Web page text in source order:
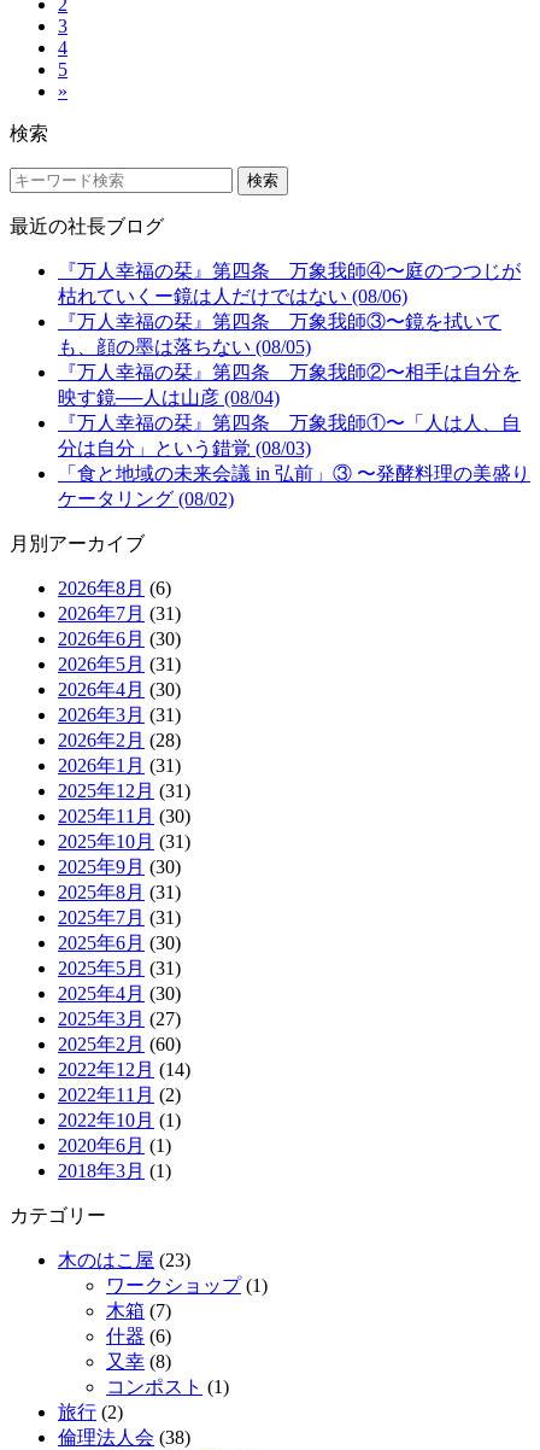
3
4
5
»
検索
検索
最近の社長ブログ
『万人幸福の栞』第四条 万象我師④〜庭のつつじが
枯れていくー鏡は人だけではない (08/06)
『万人幸福の栞』第四条 万象我師③〜鏡を拭いて
も、顔の墨は落ちない (08/05)
『万人幸福の栞』第四条 万象我師②〜相手は自分を
映す鏡──人は山彦 (08/04)
『万人幸福の栞』第四条 万象我師①〜「人は人、自
分は自分」という錯覚 (08/03)
「食と地域の未来会議 in 弘前」③ 〜発酵料理の美盛り
ケータリング (08/02)
月別アーカイブ
2026年8月 (6)
2026年7月 (31)
2026年6月 (30)
2026年5月 (31)
2026年4月 (30)
2026年3月 (31)
2026年2月 (28)
2026年1月 (31)
2025年12月 (31)
2025年11月 (30)
2025年10月 (31)
2025年9月 (30)
2025年8月 (31)
2025年7月 (31)
2025年6月 (30)
2025年5月 (31)
2025年4月 (30)
2025年3月 (27)
2025年2月 (60)
2022年12月 (14)
2022年11月 (2)
2022年10月 (1)
2020年6月 (1)
2018年3月 (1)
カテゴリー
木のはこ屋 (23)
ワークショップ(1)
木箱 (7)
什器 (6)
又幸 (8)
コンポスト (1)
旅行 (2)
倫理法人会 (38)